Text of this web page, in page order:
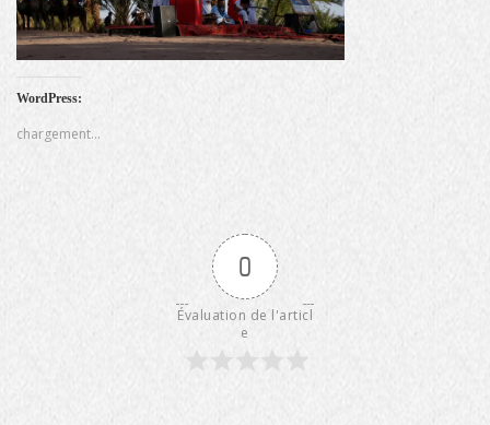
WordPress:
chargement…
0
Évaluation de l'articl
e